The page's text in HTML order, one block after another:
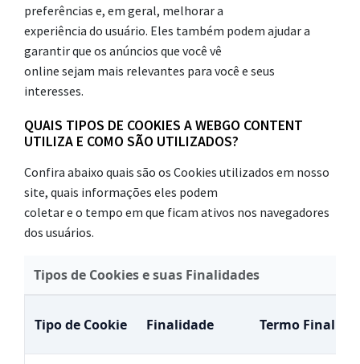
preferências e, em geral, melhorar a
experiência do usuário. Eles também podem ajudar a
garantir que os anúncios que você vê
online sejam mais relevantes para você e seus
interesses.
QUAIS TIPOS DE COOKIES A WEBGO CONTENT
UTILIZA E COMO SÃO UTILIZADOS?
Confira abaixo quais são os Cookies utilizados em nosso
site, quais informações eles podem
coletar e o tempo em que ficam ativos nos navegadores
dos usuários.
Tipos de Cookies e suas Finalidades
Tipo de Cookie Finalidade Termo Final